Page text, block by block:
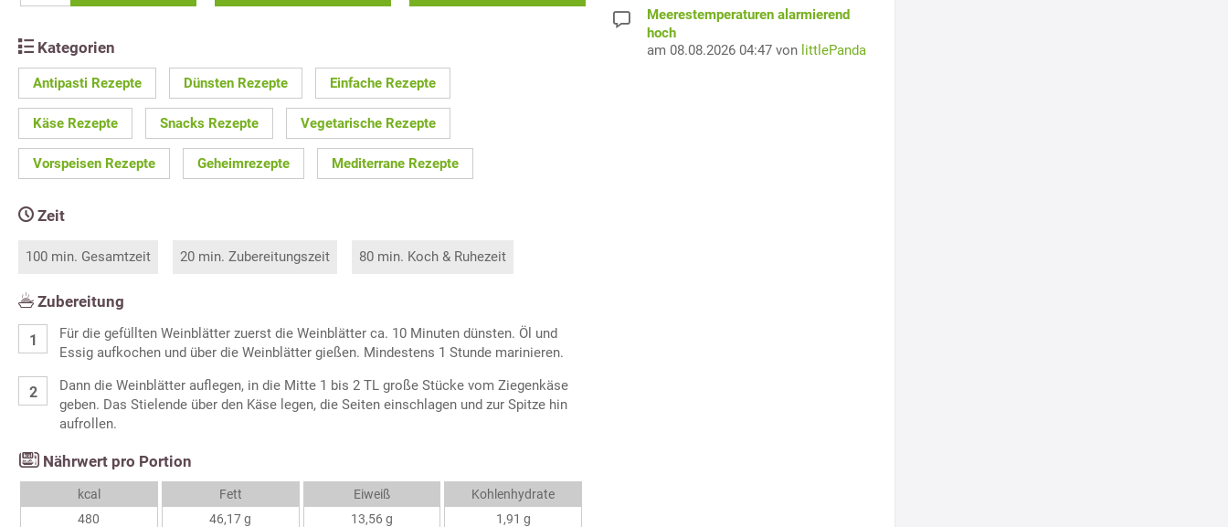
Kategorien
Antipasti Rezepte Dünsten Rezepte Einfache Rezepte
Käse Rezepte Snacks Rezepte Vegetarische Rezepte
Vorspeisen Rezepte Geheimrezepte Mediterrane Rezepte
Zeit
100 min. Gesamtzeit 20 min. Zubereitungszeit 80 min. Koch & Ruhezeit
Zubereitung
Für die gefüllten Weinblätter zuerst die Weinblätter ca. 10 Minuten dünsten. Öl und
Essig aufkochen und über die Weinblätter gießen. Mindestens 1 Stunde marinieren.
Dann die Weinblätter auflegen, in die Mitte 1 bis 2 TL große Stücke vom Ziegenkäse
geben. Das Stielende über den Käse legen, die Seiten einschlagen und zur Spitze hin
aufrollen.
Nährwert pro Portion
kcal
480
Fett
46,17 g
Eiweiß
13,56 g
Kohlenhydrate
1,91 g
Meerestemperaturen alarmierend
hoch
am 08.08.2026 04:47 von littlePanda